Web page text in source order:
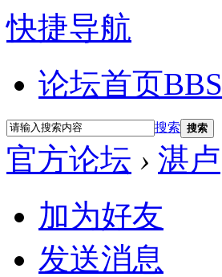
快捷导航
论坛首页BBS
搜索 搜索
官方论坛 › 湛卢
加为好友
发送消息